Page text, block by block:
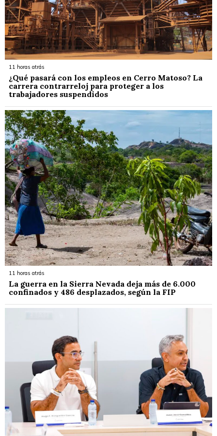
11 horas atrás
¿Qué pasará con los empleos en Cerro Matoso? La
carrera contrarreloj para proteger a los
trabajadores suspendidos
11 horas atrás
La guerra en la Sierra Nevada deja más de 6.000
confinados y 486 desplazados, según la FIP